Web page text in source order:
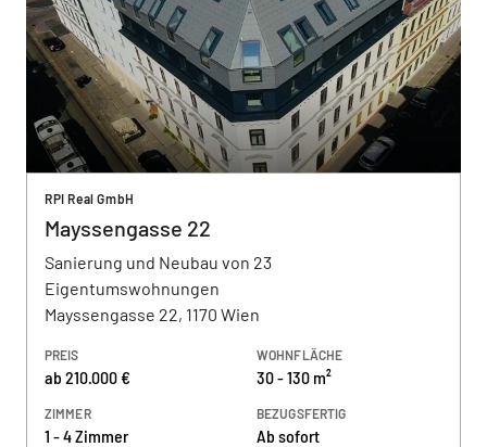
RPI Real GmbH
Mayssengasse 22
Sanierung und Neubau von 23
Eigentumswohnungen
Mayssengasse 22, 1170 Wien
PREIS
ab 210.000 €
WOHNFLÄCHE
30 - 130 m²
ZIMMER
1 - 4 Zimmer
BEZUGSFERTIG
Ab sofort